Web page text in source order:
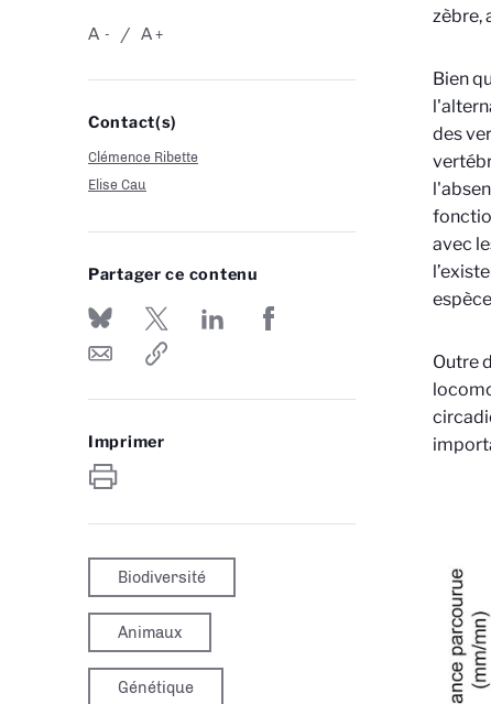
-
A +
A
Contact(s)
Clémence Ribette
Elise Cau
Partager ce contenu
Imprimer
Biodiversité
Animaux
Génétique
zèbre,
Bien
des
avec
Outre